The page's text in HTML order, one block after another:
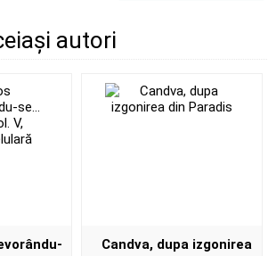
autori
Candva, dupa izgonirea